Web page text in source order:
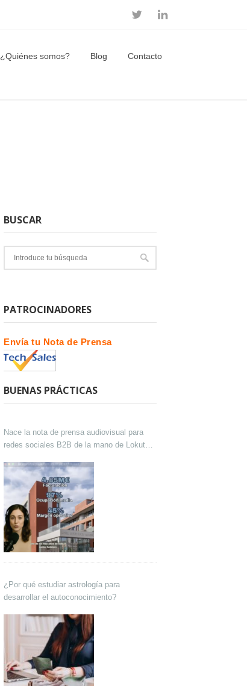
¿Quiénes somos? Blog Contacto
BUSCAR
PATROCINADORES
Envía tu Nota de Prensa
BUENAS PRÁCTICAS
Nace la nota de prensa audiovisual para
redes sociales B2B de la mano de Lokutor
¿Por qué estudiar astrología para
desarrollar el autoconocimiento?